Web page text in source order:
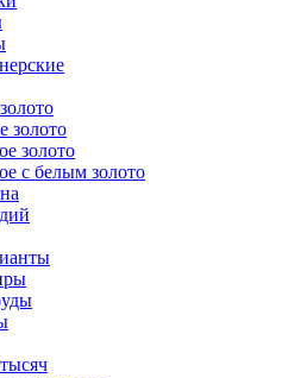
золото
золото
с белым золото